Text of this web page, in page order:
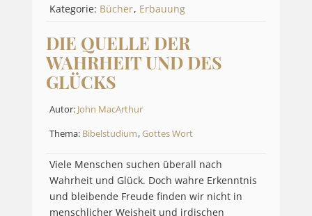
Kategorie: Bücher, Erbauung
DIE QUELLE DER
WAHRHEIT UND DES
GLÜCKS
Autor: John MacArthur
Thema: Bibelstudium,Gottes Wort
Viele Menschen suchen überall nach
Wahrheit und Glück. Doch wahre Erkenntnis
und bleibende Freude finden wir nicht in
menschlicher Weisheit und irdischen